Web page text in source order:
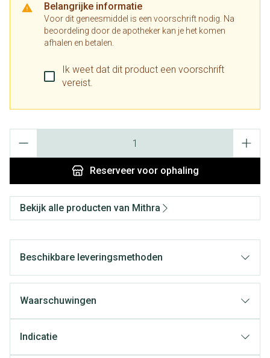
Belangrijke informatie
Voor dit geneesmiddel is een voorschrift nodig. Na
beoordeling door de apotheker kan je het komen
afhalen en betalen.
Ik weet dat dit product een voorschrift
vereist.
Reserveervoor ophaling
Bekijk alle producten van Mithra
Beschikbare leveringsmethoden
Waarschuwingen
Indicatie